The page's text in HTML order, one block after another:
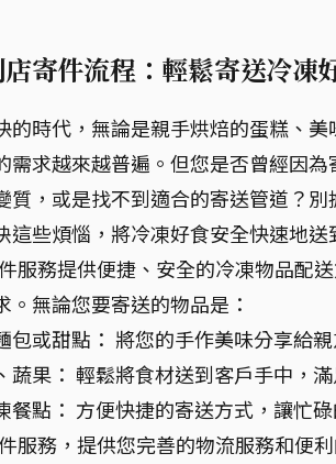
店寄件流程：輕鬆寄送冷凍
的時代，無論是親手烘焙的蛋糕、
需求越來越普遍。但您是否曾經因
質，或是找不到適合的寄送管道？
這些煩惱，將冷凍好食安全快速地送
服務提供便捷、安全的冷凍物品配
。無論您要寄送的物品是：
包或甜點： 將您的手作美味分享給
蔬果： 輕鬆將食材送到客戶手中，
餐點： 方便快捷的寄送方式，讓忙
服務，提供您完善的物流服務和便